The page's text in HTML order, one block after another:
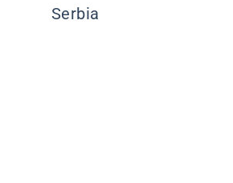
Serbia